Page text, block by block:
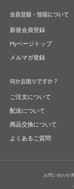
会員登録・情報について
新規会員登録
Myページトップ
メルマガ登録
何かお困りですか？
ご注文について
配送について
商品交換について
よくあるご質問
お問い合わせ